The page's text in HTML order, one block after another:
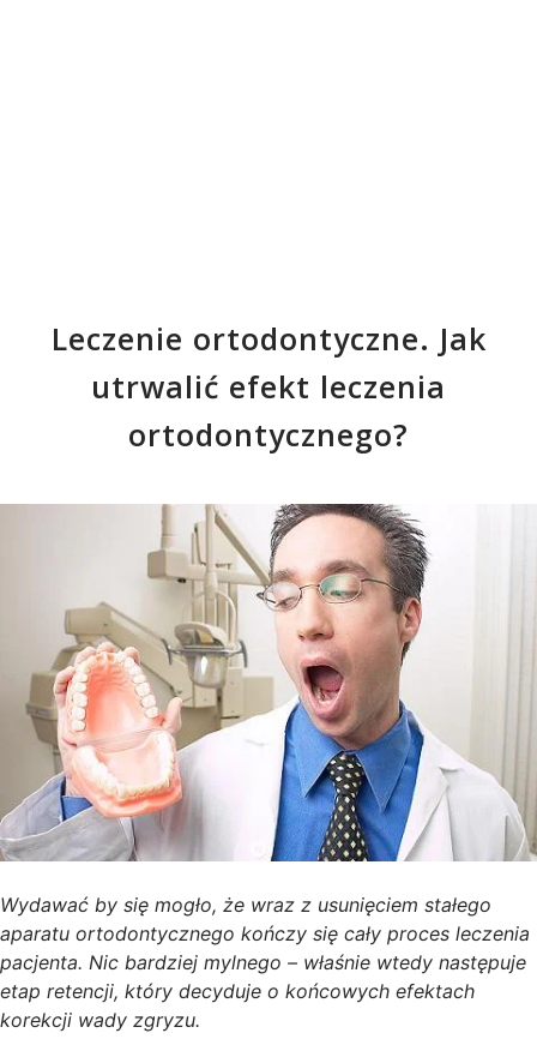
Leczenie ortodontyczne. Jak
utrwalić efekt leczenia
ortodontycznego?
Wydawać by się mogło, że wraz z usunięciem stałego
aparatu ortodontycznego kończy się cały proces leczenia
pacjenta. Nic bardziej mylnego – właśnie wtedy następuje
etap retencji, który decyduje o końcowych efektach
korekcji wady zgryzu.